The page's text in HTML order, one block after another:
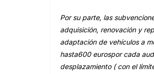
Por su parte, las
adquisición, renovación y
adaptación de vehículos a
hasta600 eurospor cada
desplazamiento ( con el